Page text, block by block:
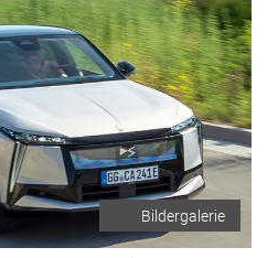
Bildergalerie